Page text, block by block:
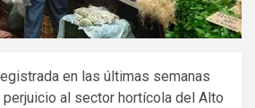
en las últimas semanas
al sector hortícola del Alto